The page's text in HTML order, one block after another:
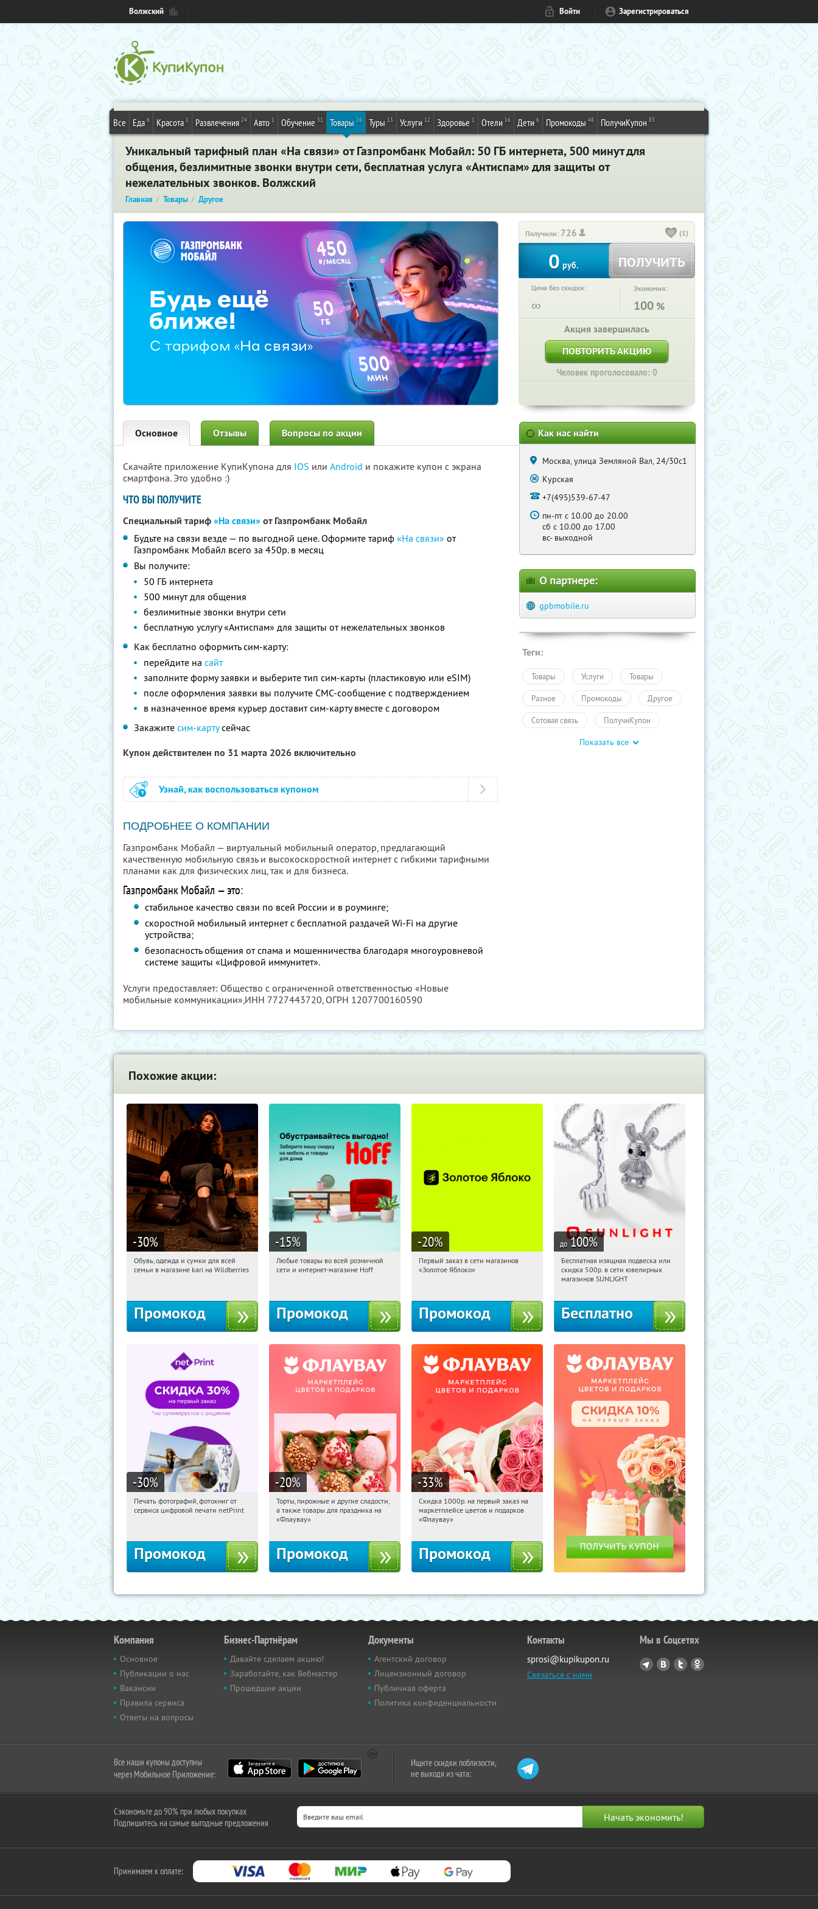
Волжский Войти Зарегистрироваться
Все Еда 6 Красота 1 Развлечения 24 Авто 1 Обучение 31 Товары 26 Туры 13 Услуги 12 Здоровье 1 Отели 16 Дети 6 Промокоды 48 ПолучиКупон 83
Уникальный тарифный план «На связи» от Газпромбанк Мобайл: 50 ГБ интернета, 500 минут для
общения, безлимитные звонки внутри сети, бесплатная услуга «Антиспам» для защиты от
нежелательных звонков. Волжский
Главная Товары Другое
Получили: 726 (1)
0 руб. ПОЛУЧИТЬ
Цена без скидки:
∞
Экономия:
100 %
Акция завершилась
ПОВТОРИТЬ АКЦИЮ
Человек проголосовало: 0
Основное Отзывы Вопросы по акции
Скачайте приложение КупиКупона для IOS или Android и покажите купон с экрана
смартфона. Это удобно :)
ЧТО ВЫ ПОЛУЧИТЕ
Специальный тариф«На связи»от Газпромбанк Мобайл
Будьте на связи везде — по выгодной цене. Оформите тариф «На связи» от
Газпромбанк Мобайл всего за 450р. в месяц
Вы получите:
50 ГБ интернета
500 минут для общения
безлимитные звонки внутри сети
бесплатную услугу «Антиспам» для защиты от нежелательных звонков
Как бесплатно оформить сим-карту:
перейдите на сайт
заполните форму заявки и выберите тип сим-карты (пластиковую или eSIM)
после оформления заявки вы получите СМС-сообщение с подтверждением
в назначенное время курьер доставит сим-карту вместе с договором
Закажите сим-картусейчас
Купон действителен по 31 марта 2026 включительно
Узнай, как воспользоваться купоном
ПОДРОБНЕЕ О КОМПАНИИ
Газпромбанк Мобайл — виртуальный мобильный оператор, предлагающий
качественную мобильную связь и высокоскоростной интернет с гибкими тарифными
планами как для физических лиц, так и для бизнеса.
Газпромбанк Мобайл — это:
стабильное качество связи по всей России и в роуминге;
скоростной мобильный интернет с бесплатной раздачей Wi-Fi на другие
устройства;
безопасность общения от спама и мошенничества благодаря многоуровневой
системе защиты «Цифровой иммунитет».
Услуги предоставляет: Общество с ограниченной ответственностью «Новые
мобильные коммуникации»,ИНН 7727443720, ОГРН 1207700160590
Как нас найти
Москва, улица Земляной Вал, 24/30с1
Курская
+7(495)539-67-47
пн-пт с 10.00 до 20.00
сб с 10.00 до 17.00
вс- выходной
О партнере:
gpbmobile.ru
Теги:
Товары Услуги Товары
Разное Промокоды Другое
Сотовая связь ПолучиКупон
Показать все
Похожие акции:
-30%
05:56:42 Получили:
Обувь, одежда и сумки для всей
семьи в магазине kari на Wildberries
Промокод
-15%
05:56:42 Получили:
Любые товары во всей розничной
сети и интернет-магазине Hoff
Промокод
-20%
05:56:42
Получи первым!
Первый заказ в сети магазинов
«Золотое Яблоко»
Промокод
до 100%
05:56:42 Получили:
Россия
Бесплатная изящная подвеска или
скидка 500р. в сети ювелирных
магазинов SUNLIGHT
Бесплатно
-30%
05:56:42 Получили:
Печать фотографий, фотокниг от
сервиса цифровой печати netPrint
Промокод
-20%
05:56:42 Получили:
Россия
Торты, пирожные и другие сладости,
а также товары для праздника на
«Флаувау»
Промокод
-33%
05:56:42 Получили:
Россия
Скидка 1000р. на первый заказ на
маркетплейсе цветов и подарков
«Флаувау»
Промокод
Компания
Основное
Публикации о нас
Вакансии
Правила сервиса
Ответы на вопросы
Бизнес-Партнёрам
Давайте сделаем акцию!
Заработайте, как Вебмастер
Прошедшие акции
Документы
Агентский договор
Лицензионный договор
Публичная оферта
Политика конфиденциальности
Контакты
sprosi@kupikupon.ru
Связаться с нами
Мы в Соцсетях
Все наши купоны доступны
через Мобильное Приложение:
Ищите скидки поблизости,
не выходя из чата:
Сэкономьте до 90% при любых покупках
Подпишитесь на самые выгодные предложения
Принимаем к оплате: